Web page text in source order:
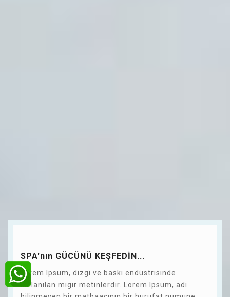
SPA'nın GÜCÜNÜ KEŞFEDİN...
Lorem Ipsum, dizgi ve baskı endüstrisinde
kullanılan mıgır metinlerdir. Lorem Ipsum, adı